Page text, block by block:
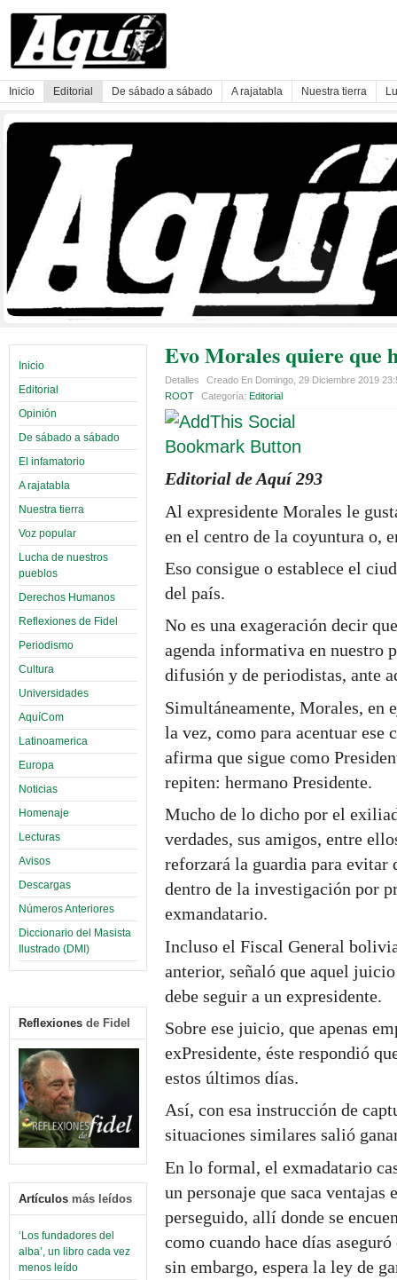
Inicio Editorial De sábado a sábado A rajatabla Nuestra tierra
Inicio
Editorial
Opinión
De sábado a sábado
El infamatorio
A rajatabla
Nuestra tierra
Voz popular
Lucha de nuestros
pueblos
Derechos Humanos
Reflexiones de Fidel
Periodismo
Cultura
Universidades
AquíCom
Latinoamerica
Europa
Noticias
Homenaje
Lecturas
Avisos
Descargas
Números Anteriores
Diccionario del Masista
Ilustrado (DMI)
Reflexiones de Fidel
Artículos más leídos
‘Los fundadores del
alba’, un libro cada vez
menos leído
Evo Morales quiere que
Detalles
Creado En Domingo, 29 Diciembre 2019
ROOT
Categoría: Editorial
Editorial de Aquí 293
Al expresidente Morales le
en el centro de la coyuntura o,
Eso consigue o establece el
del país.
No es una exageración decir
agenda informativa en nuestro
difusión y de periodistas, ante
Simultáneamente, Morales, en
la vez, como para acentuar
afirma que sigue como
repiten: hermano Presidente.
Mucho de lo dicho por el
verdades, sus amigos, entre
reforzará la guardia para evitar
dentro de la investigación por
exmandatario.
Incluso el Fiscal General
anterior, señaló que aquel
debe seguir a un expresidente.
Sobre ese juicio, que apenas
exPresidente, éste respondió
estos últimos días.
Así, con esa instrucción de
situaciones similares salió
En lo formal, el exmadatario
un personaje que saca ventajas
perseguido, allí donde se
como cuando hace días
sin embargo, espera la ley de